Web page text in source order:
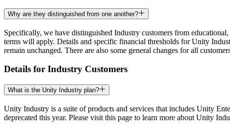
Achats intégrés
Gérer IAP entre les magasins et D2C
Monétisation
Connectez les joueurs avec les bons jeux
Faites de la publicité avec Unity
Monétisez avec Unity
Cas d’utilisation
Jeux mobiles
Créez et développez des succès mobiles avec Unity
Jeux indépendants
Lancez de grands jeux avec de petites équipes
Démos
Démos, échantillons et éléments de base
Nouveautés
Blog
Actualités
Actualités, histoires et centre de presse
Pour les enseignants
Boostez votre enseignement
Licence d'enseignement subventionnée
Apportez la puissance de Unity à votre institution
Certifications
Prouvez votre maîtrise de Unity
Why are they distinguished from one another?
Specifically, we have distinguished Industry customers from
terms will apply. Details and specific financial thresholds for Unity
remain unchanged. There are also some general changes for all
Details for Industry Customers
What is the Unity Industry plan?
Unity Industry is a suite of products and services that includes Unity
deprecated this year. Please visit this page to learn more about Unity